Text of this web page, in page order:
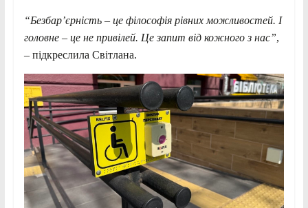
“Безбар’єрність – це філософія рівних можливостей. І
головне – це не привілей. Це запит від кожного з нас”,
– підкреслила Світлана.